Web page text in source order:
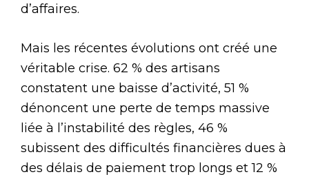
d’affaires.
Mais les récentes évolutions ont créé une
véritable crise. 62 % des artisans
constatent une baisse d’activité, 51 %
dénoncent une perte de temps massive
liée à l’instabilité des règles, 46 %
subissent des difficultés financières dues à
des délais de paiement trop longs et 12 %